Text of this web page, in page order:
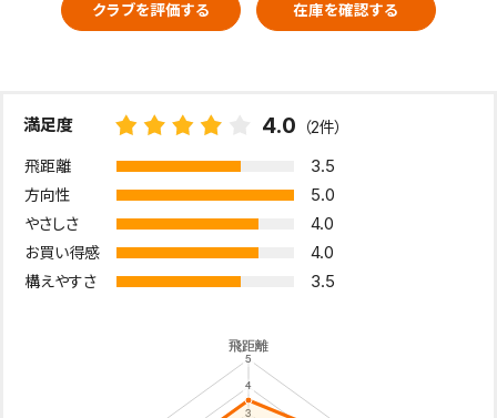
クラブを評価する 在庫を確認する
満足度 4.0 （2件）
飛距離 3.5
方向性 5.0
やさしさ 4.0
お買い得感 4.0
構えやすさ 3.5